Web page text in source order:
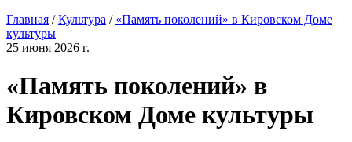
Главная /Культура / «Память поколений» в Кировском Доме
культуры
25 июня 2026 г.
«Память поколений» в
Кировском Доме культуры